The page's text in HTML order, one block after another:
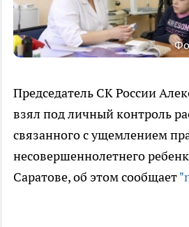
Председатель СК России
взял под личный контроль
связанного с ущемлением
несовершеннолетнего
Саратове, об этом сообщает